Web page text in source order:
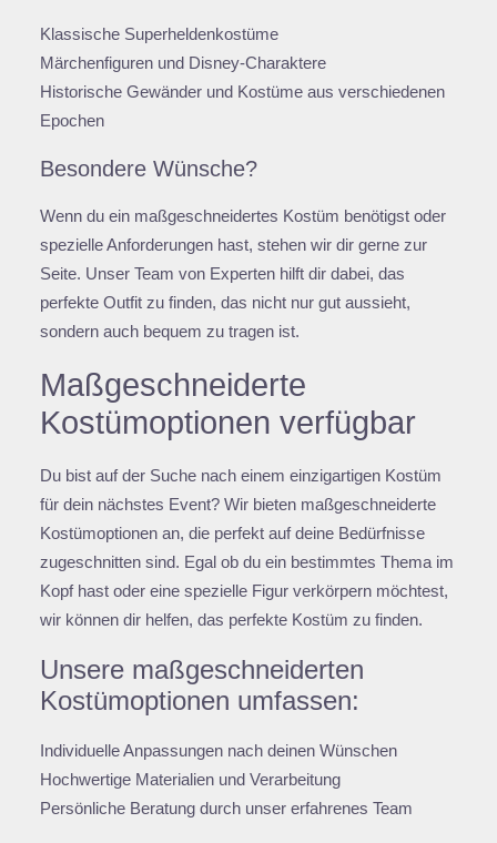
Klassische Superheldenkostüme
Märchenfiguren und Disney-Charaktere
Historische Gewänder und Kostüme aus verschiedenen
Epochen
Besondere Wünsche?
Wenn du ein maßgeschneidertes Kostüm benötigst oder
spezielle Anforderungen hast, stehen wir dir gerne zur
Seite. Unser Team von Experten hilft dir dabei, das
perfekte Outfit zu finden, das nicht nur gut aussieht,
sondern auch bequem zu tragen ist.
Maßgeschneiderte
Kostümoptionen verfügbar
Du bist auf der Suche nach einem einzigartigen Kostüm
für dein nächstes Event? Wir bieten maßgeschneiderte
Kostümoptionen an, die perfekt auf deine Bedürfnisse
zugeschnitten sind. Egal ob du ein bestimmtes Thema im
Kopf hast oder eine spezielle Figur verkörpern möchtest,
wir können dir helfen, das perfekte Kostüm zu finden.
Unsere maßgeschneiderten
Kostümoptionen umfassen:
Individuelle Anpassungen nach deinen Wünschen
Hochwertige Materialien und Verarbeitung
Persönliche Beratung durch unser erfahrenes Team